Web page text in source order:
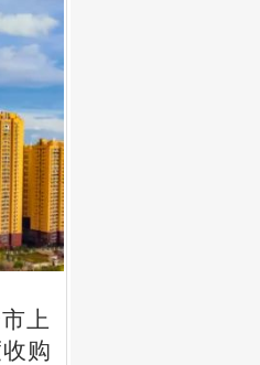
上
购